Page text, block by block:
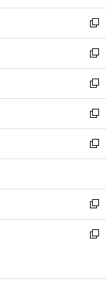
開
く
ウ
で
開
く
ン
ド
ウ
で
開
く
ウ
ィ
ン
ド
ウ
で
開
く
新
し
い
ウ
ィ
ン
ド
ウ
で
開
新
し
い
ウ
ィ
ン
ド
ウ
開
く
新
し
い
ウ
ィ
ン
ウ
で
開
く
新
し
い
ウ
ン
ド
ウ
で
新
し
ウ
ィ
ン
ド
開
新
し
い
ン
新
ウ